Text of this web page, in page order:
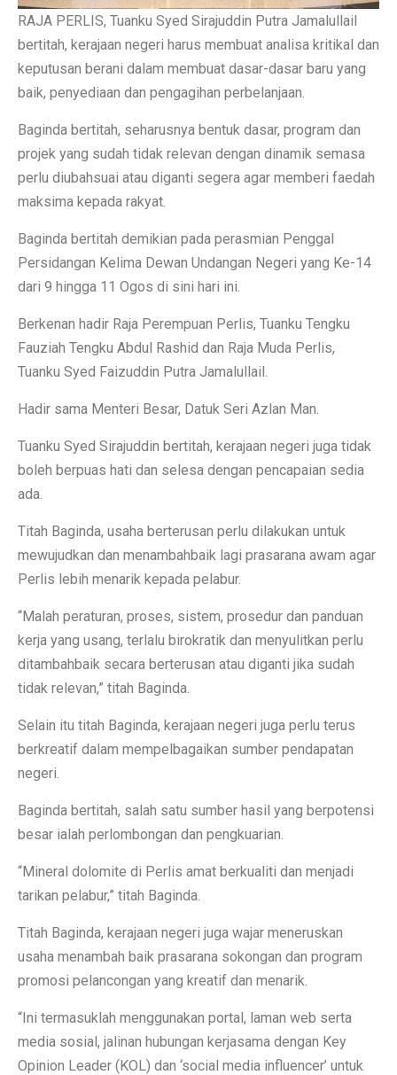
RAJA PERLIS, Tuanku Syed Sirajuddin Putra Jamalullail
bertitah, kerajaan negeri harus membuat analisa kritikal dan
keputusan berani dalam membuat dasar-dasar baru yang
baik, penyediaan dan pengagihan perbelanjaan.
Baginda bertitah, seharusnya bentuk dasar, program dan
projek yang sudah tidak relevan dengan dinamik semasa
perlu diubahsuai atau diganti segera agar memberi faedah
maksima kepada rakyat.
Baginda bertitah demikian pada perasmian Penggal
Persidangan Kelima Dewan Undangan Negeri yang Ke-14
dari 9 hingga 11 Ogos di sini hari ini.
Berkenan hadir Raja Perempuan Perlis, Tuanku Tengku
Fauziah Tengku Abdul Rashid dan Raja Muda Perlis,
Tuanku Syed Faizuddin Putra Jamalullail.
Hadir sama Menteri Besar, Datuk Seri Azlan Man.
Tuanku Syed Sirajuddin bertitah, kerajaan negeri juga tidak
boleh berpuas hati dan selesa dengan pencapaian sedia
ada.
Titah Baginda, usaha berterusan perlu dilakukan untuk
mewujudkan dan menambahbaik lagi prasarana awam agar
Perlis lebih menarik kepada pelabur.
“Malah peraturan, proses, sistem, prosedur dan panduan
kerja yang usang, terlalu birokratik dan menyulitkan perlu
ditambahbaik secara berterusan atau diganti jika sudah
tidak relevan,” titah Baginda.
Selain itu titah Baginda, kerajaan negeri juga perlu terus
berkreatif dalam mempelbagaikan sumber pendapatan
negeri.
Baginda bertitah, salah satu sumber hasil yang berpotensi
besar ialah perlombongan dan pengkuarian.
“Mineral dolomite di Perlis amat berkualiti dan menjadi
tarikan pelabur,” titah Baginda.
Titah Baginda, kerajaan negeri juga wajar meneruskan
usaha menambah baik prasarana sokongan dan program
promosi pelancongan yang kreatif dan menarik.
“Ini termasuklah menggunakan portal, laman web serta
media sosial, jalinan hubungan kerjasama dengan Key
Opinion Leader (KOL) dan ‘social media influencer’ untuk